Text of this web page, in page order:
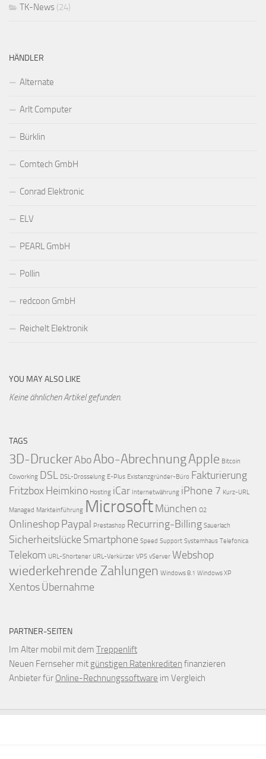
TK-News (24)
HÄNDLER
Alternate
Arlt Computer
Bürklin
Comtech GmbH
Conrad Elektronic
ELV
PEARL GmbH
Pollin
redcoon GmbH
Reichelt Elektronik
YOU MAY ALSO LIKE
Keine ähnlichen Artikel gefunden.
TAGS
3D-DruckerAboAbo-AbrechnungApple Bitcoin
Coworking DSL DSL-Drosselung E-Plus Existenzgründer-Büro Fakturierung
Fritzbox Heimkino Hosting iCar Internetwährung iPhone 7 Kurz-URL
Managed Markteinführung Microsoft München O2
Onlineshop Paypal Prestashop Recurring-Billing Sauerlach
Sicherheitslücke Smartphone Speed Support Systemhaus Telefonica
Telekom URL-Shortener URL-Verkürzer VPS vServer Webshop
wiederkehrende Zahlungen Windows 8.1 Windows XP
XentosÜbernahme
PARTNER-SEITEN
Im Alter mobil mit dem Treppenlift
Neuen Fernseher mit günstigen Ratenkrediten finanzieren
Anbieter für Online-Rechnungssoftware im Vergleich